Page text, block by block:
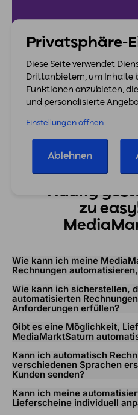
7-Tage Testphase endet
Zahlungsdaten nötig.
Häufig
zu
Wie kann ich meine
Rechnungen
Wie kann ich sicherstellen,
automatisierten
Anforderungen erfüllen?
Gibt es eine Möglichkeit,
MediaMarktSaturn
Kann ich automatisch
verschiedenen Sprachen
Kunden senden?
Kann ich meine
Lieferscheine individuell
Privatsphäre-
Diese Seite verwendet
Drittanbietern, um Inhalte
Funktionen anzubieten,
und personalisierte
Einstellungen öffnen
Ablehnen